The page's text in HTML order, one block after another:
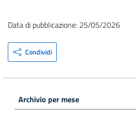
Data di pubblicazione: 25/05/2026
Condividi